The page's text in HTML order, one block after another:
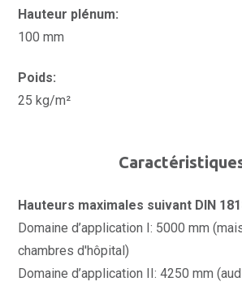
Hauteur plénum:
100 mm
Poids:
25 kg/m²
Hauteurs maximales suivant DIN
Domaine d’application I: 5000 mm
chambres d'hôpital)
Domaine d’application II: 4250 mm